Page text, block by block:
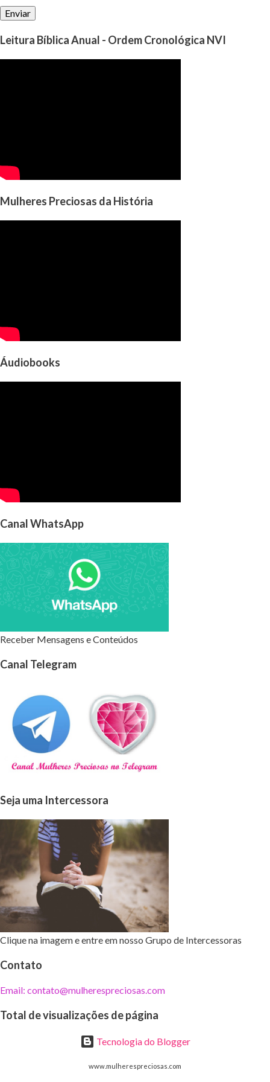
Leitura Bíblica Anual - Ordem Cronológica NVI
Mulheres Preciosas da História
Áudiobooks
Canal WhatsApp
Receber Mensagens e Conteúdos
Canal Telegram
Seja uma Intercessora
Clique na imagem e entre em nosso Grupo de Intercessoras
Contato
Email: contato@mulherespreciosas.com
Total de visualizações de página
Tecnologia do Blogger
www.mulherespreciosas.com